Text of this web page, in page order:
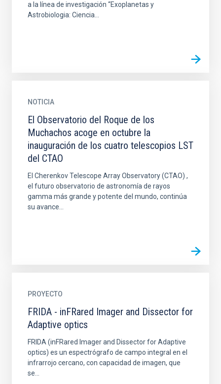
a la línea de investigación “Exoplanetas y
Astrobiologia: Ciencia...
NOTICIA
El Observatorio del Roque de los
Muchachos acoge en octubre la
inauguración de los cuatro telescopios LST
del CTAO
El Cherenkov Telescope Array Observatory (CTAO) ,
el futuro observatorio de astronomía de rayos
gamma más grande y potente del mundo, continúa
su avance...
PROYECTO
FRIDA - inFRared Imager and Dissector for
Adaptive optics
FRIDA (inFRared Imager and Dissector for Adaptive
optics) es un espectrógrafo de campo integral en el
infrarrojo cercano, con capacidad de imagen, que
se...